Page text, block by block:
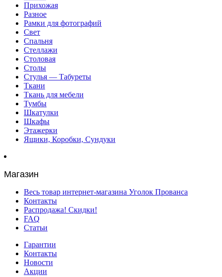
Прихожая
Разное
Рамки для фотографий
Свет
Спальня
Стеллажи
Столовая
Столы
Стулья — Табуреты
Ткани
Ткань для мебели
Тумбы
Шкатулки
Шкафы
Этажерки
Ящики, Коробки, Сундуки
Магазин
Весь товар интернет-магазина Уголок Прованса
Контакты
Распродажа! Скидки!
FAQ
Статьи
Гарантии
Контакты
Новости
Акции